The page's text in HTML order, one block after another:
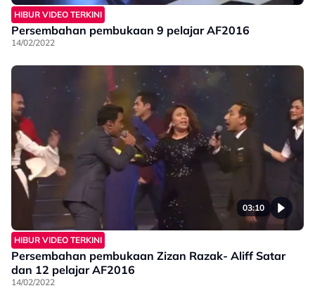
HIBUR VIDEO TERKINI
Persembahan pembukaan 9 pelajar AF2016
14/02/2022
03:10
HIBUR VIDEO TERKINI
Persembahan pembukaan Zizan Razak- Aliff Satar
dan 12 pelajar AF2016
14/02/2022